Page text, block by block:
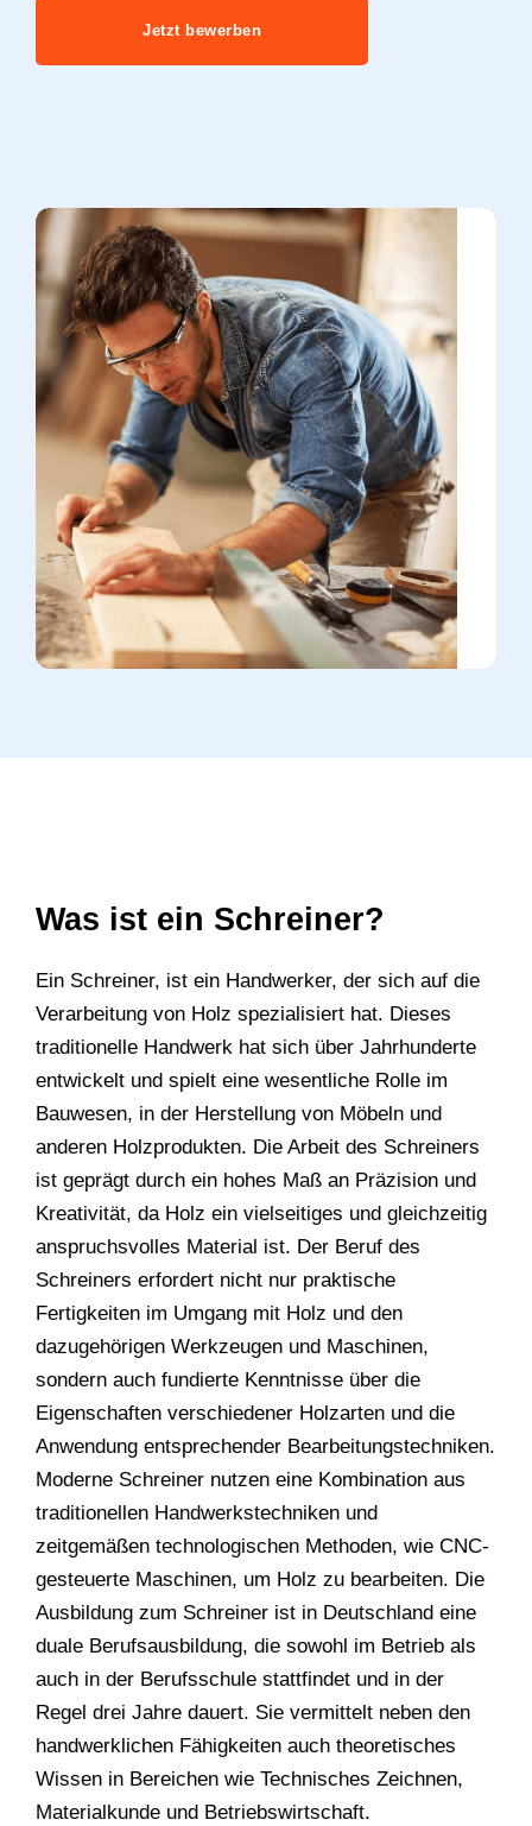
Jetzt bewerben
Was ist ein Schreiner?
Ein Schreiner, ist ein Handwerker, der sich auf die
Verarbeitung von Holz spezialisiert hat. Dieses
traditionelle Handwerk hat sich über Jahrhunderte
entwickelt und spielt eine wesentliche Rolle im
Bauwesen, in der Herstellung von Möbeln und
anderen Holzprodukten. Die Arbeit des Schreiners
ist geprägt durch ein hohes Maß an Präzision und
Kreativität, da Holz ein vielseitiges und gleichzeitig
anspruchsvolles Material ist. Der Beruf des
Schreiners erfordert nicht nur praktische
Fertigkeiten im Umgang mit Holz und den
dazugehörigen Werkzeugen und Maschinen,
sondern auch fundierte Kenntnisse über die
Eigenschaften verschiedener Holzarten und die
Anwendung entsprechender Bearbeitungstechniken.
Moderne Schreiner nutzen eine Kombination aus
traditionellen Handwerkstechniken und
zeitgemäßen technologischen Methoden, wie CNC-
gesteuerte Maschinen, um Holz zu bearbeiten. Die
Ausbildung zum Schreiner ist in Deutschland eine
duale Berufsausbildung, die sowohl im Betrieb als
auch in der Berufsschule stattfindet und in der
Regel drei Jahre dauert. Sie vermittelt neben den
handwerklichen Fähigkeiten auch theoretisches
Wissen in Bereichen wie Technisches Zeichnen,
Materialkunde und Betriebswirtschaft.